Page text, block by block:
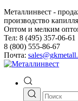
Металлинвест -
производство
Оптом и мелким
Тел: 8 (495) 357-06-61
8 (800) 555-86-67
Почта: